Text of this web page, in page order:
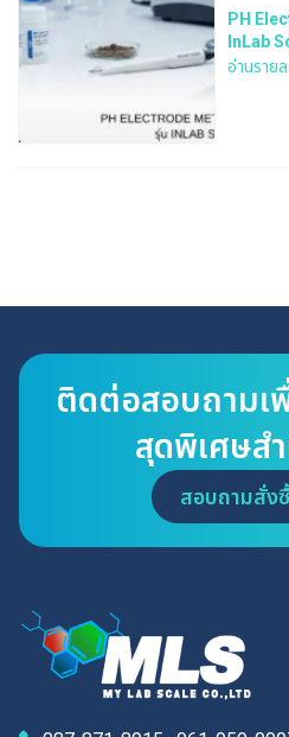
PH
InLab
อ่านราย
ติดต่อสอบถามเ
สุดพิเศษส
สอบถามสั่ง